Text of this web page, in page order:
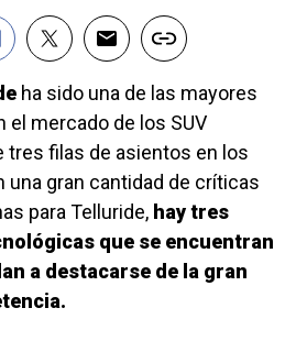
ha sido una de las mayores
el mercado de los SUV
tres filas de asientos en los
una gran cantidad de críticas
para Telluride, hay tres
que se encuentran
a destacarse de la gran